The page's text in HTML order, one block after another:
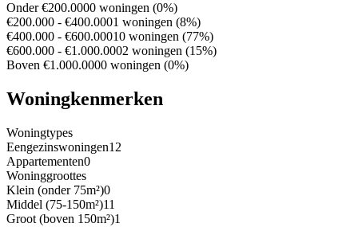
Onder €200.0000 woningen (0%)
€200.000 - €400.0001 woningen (8%)
€400.000 - €600.00010 woningen (77%)
€600.000 - €1.000.0002 woningen (15%)
Boven €1.000.0000 woningen (0%)
Woningkenmerken
Woningtypes
Eengezinswoningen12
Appartementen0
Woninggroottes
Klein (onder 75m²)0
Middel (75-150m²)11
Groot (boven 150m²)1